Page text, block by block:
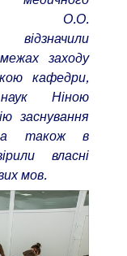
О.О.
заходу
кафедри,
Ніною
заснування
також в
власні
мов.